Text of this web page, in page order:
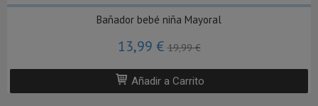
Bañador bebé niña Mayoral
13,99 €19,99 €
Añadir a Carrito